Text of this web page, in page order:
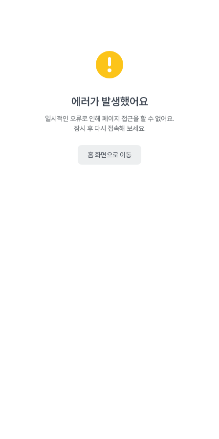
에러가 발생했어요
일시적인 오류로 인해 페이지 접근을 할 수 없어요.
잠시 후 다시 접속해 보세요.
홈 화면으로 이동